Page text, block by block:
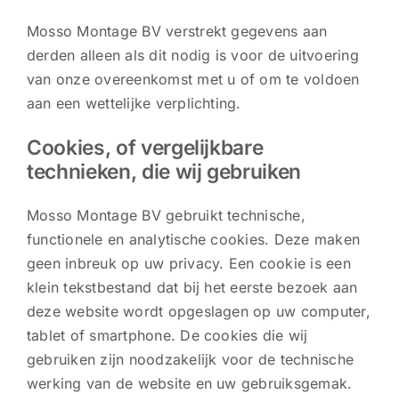
Mosso Montage BV verstrekt gegevens aan
derden alleen als dit nodig is voor de uitvoering
van onze overeenkomst met u of om te voldoen
aan een wettelijke verplichting.
Cookies, of vergelijkbare
technieken, die wij gebruiken
Mosso Montage BV gebruikt technische,
functionele en analytische cookies. Deze maken
geen inbreuk op uw privacy. Een cookie is een
klein tekstbestand dat bij het eerste bezoek aan
deze website wordt opgeslagen op uw computer,
tablet of smartphone. De cookies die wij
gebruiken zijn noodzakelijk voor de technische
werking van de website en uw gebruiksgemak.